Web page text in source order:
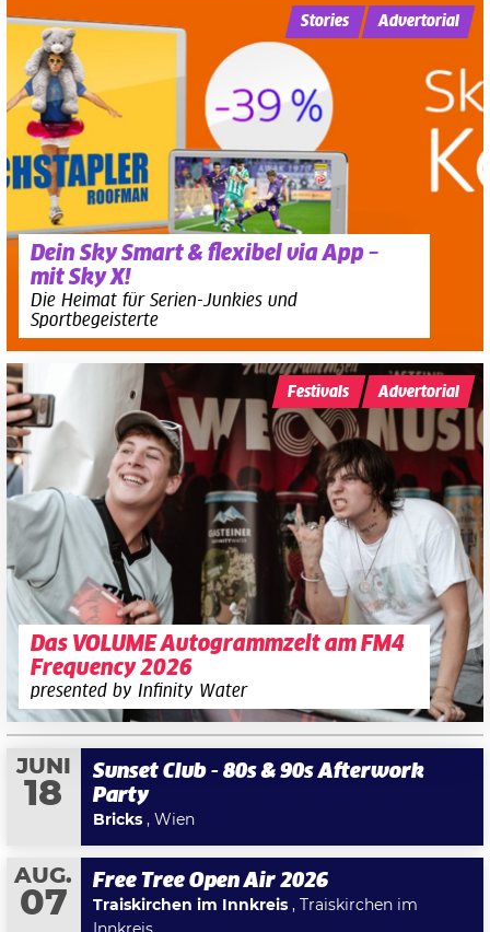
Dein Sky Smart & flexibel via App –
mit Sky X!
Die Heimat für Serien-Junkies und
Sportbegeisterte
Stories Advertorial
Das VOLUME Autogrammzelt am FM4
Frequency 2026
presented by Infinity Water
Festivals Advertorial
JUNI
18
Sunset Club - 80s & 90s Afterwork
Party
Bricks , Wien
AUG.
07
Free Tree Open Air 2026
Traiskirchen im Innkreis , Traiskirchen im